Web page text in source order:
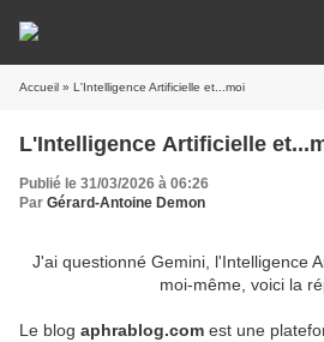
Accueil » L'Intelligence Artificielle et...moi
L'Intelligence Artificielle
Publié le 31/03/2026 à 06:26
Par Gérard-Antoine Demon
J'ai questionné Gemini, l'Intelligence
moi-même, voici la
Le blog aphrablog.com est une